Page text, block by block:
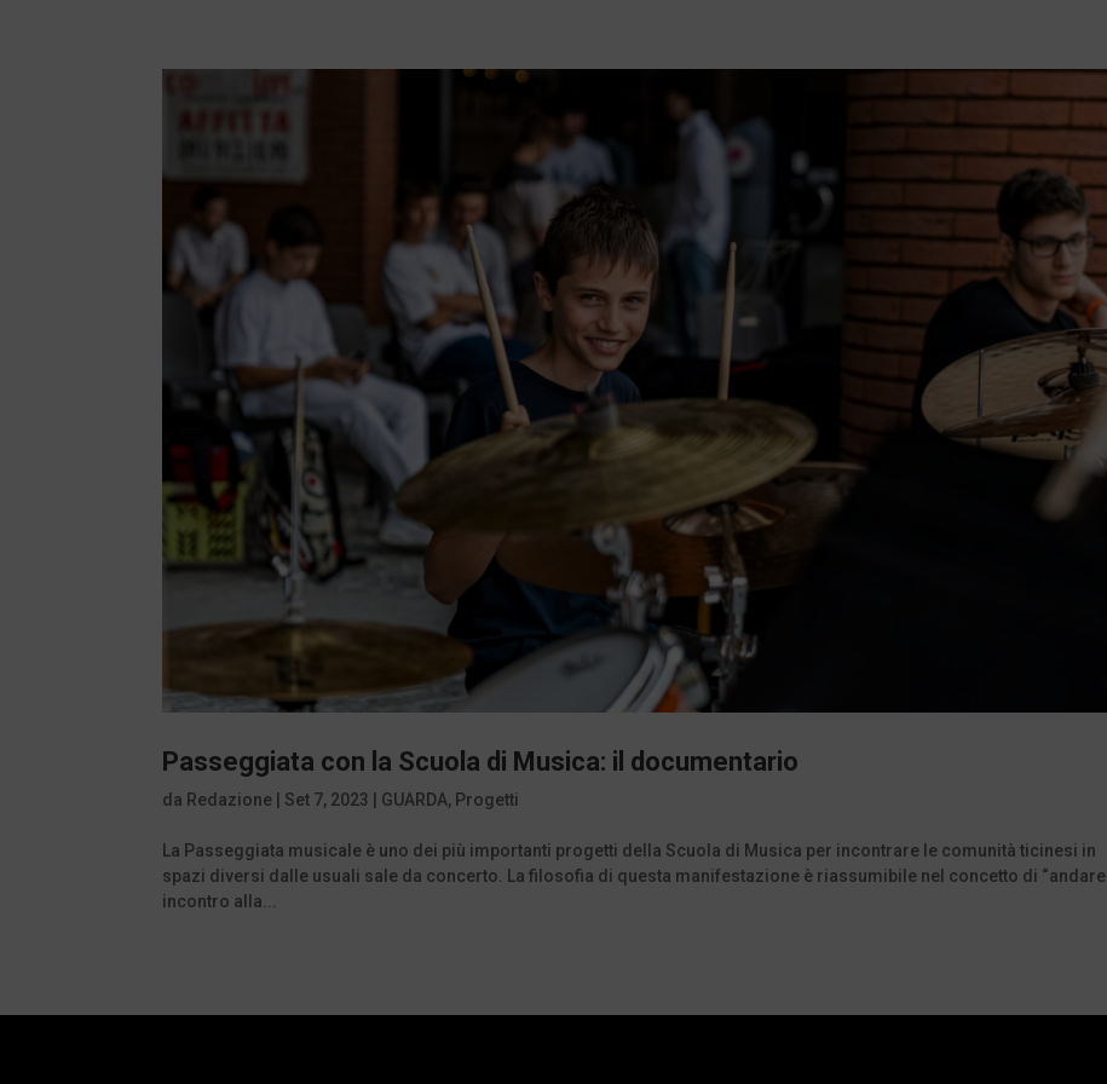
Passeggiata con la Scuola di Musica: il documentario
da Redazione Set 7, 2023 GUARDA, Progetti
La Passeggiata musicale è uno dei più importanti progetti della Scuola di Musica per incontrare le comunità ticinesi in
spazi diversi dalle usuali sale da concerto. La filosofia di questa manifestazione è riassumibile nel concetto di “andare
incontro alla...